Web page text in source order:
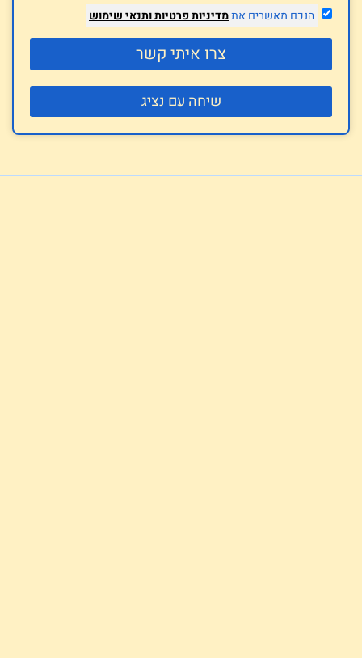
הנכם מאשרים אתמדיניות פרטיותותנאי שימוש
צרו איתי קשר
שיחה עם נציג